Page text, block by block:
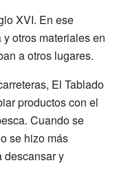
XVI. En ese
otros materiales en
a otros lugares.
El Tablado
productos con el
Cuando se
se hizo más
descansar y